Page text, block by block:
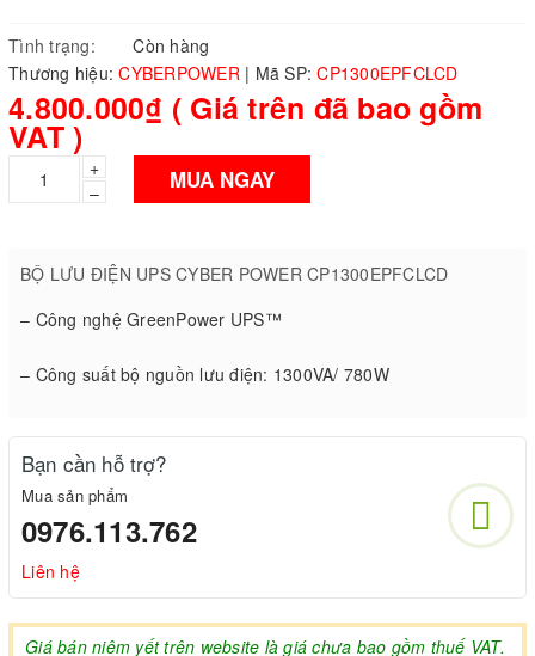
Tình trạng:
Còn hàng
Thương hiệu:CYBERPOWER | Mã SP:CP1300EPFCLCD
4.800.000₫ ( Giá trên đã bao gồm
VAT )
+
–
MUA NGAY
BỘ LƯU ĐIỆN UPS CYBER POWER CP1300EPFCLCD
– Công nghệ GreenPower UPS™
– Công suất bộ nguồn lưu điện: 1300VA/ 780W
Bạn cần hỗ trợ?
Mua sản phẩm
0976.113.762
Liên hệ
Giá bán niêm yết trên website là giá chưa bao gồm thuế VAT.